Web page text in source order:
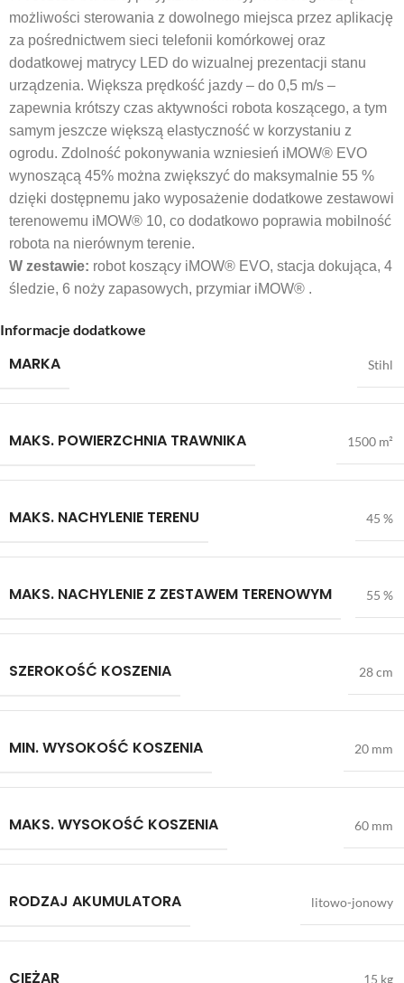
możliwości sterowania z dowolnego miejsca przez aplikację
za pośrednictwem sieci telefonii komórkowej oraz
dodatkowej matrycy LED do wizualnej prezentacji stanu
urządzenia. Większa prędkość jazdy – do 0,5 m/s –
zapewnia krótszy czas aktywności robota koszącego, a tym
samym jeszcze większą elastyczność w korzystaniu z
ogrodu. Zdolność pokonywania wzniesień iMOW® EVO
wynoszącą 45% można zwiększyć do maksymalnie 55 %
dzięki dostępnemu jako wyposażenie dodatkowe zestawowi
terenowemu iMOW® 10, co dodatkowo poprawia mobilność
robota na nierównym terenie.
W zestawie: robot koszący iMOW® EVO, stacja dokująca, 4
śledzie, 6 noży zapasowych, przymiar iMOW® .
Informacje dodatkowe
MARKA Stihl
MAKS. POWIERZCHNIA TRAWNIKA 1500 m²
MAKS. NACHYLENIE TERENU 45 %
MAKS. NACHYLENIE Z ZESTAWEM TERENOWYM 55 %
SZEROKOŚĆ KOSZENIA 28 cm
MIN. WYSOKOŚĆ KOSZENIA 20 mm
MAKS. WYSOKOŚĆ KOSZENIA 60 mm
RODZAJ AKUMULATORA litowo-jonowy
CIĘŻAR 15 kg